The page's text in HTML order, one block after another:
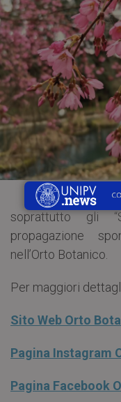
soprattutto gli
propagazione
nell’Orto Botanico.
Per maggiori
Sito Web Orto
Pagina Instagram
Pagina Facebook